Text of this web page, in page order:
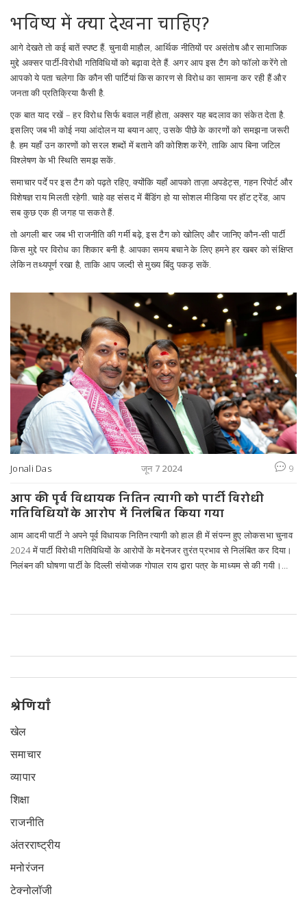
भविष्य में क्या देखना चाहिए?
आगे देखते तो कई बातें स्पष्ट हैं. चुनावी माहौल, आर्थिक नीतियों पर असंतोष और सामाजिक
मुद्दे अक्सर पार्टी‑विरोधी गतिविधियों को बढ़ावा देते हैं. अगर आप इस टैग को फॉलो करेंगे तो
आपको ये पता चलेगा कि कौन सी पार्टियां किस कारण से विरोध का सामना कर रही हैं और
जनता की प्रतिक्रिया कैसी है.
एक बात याद रखें – हर विरोध सिर्फ बवाल नहीं होता, अक्सर यह बदलाव का संकेत देता है.
इसलिए जब भी कोई नया आंदोलन या बयान आए, उसके पीछे के कारणों को समझना जरूरी
है. हम यहाँ उन कारणों को सरल शब्दों में बताने की कोशिश करेंगे, ताकि आप बिना जटिल
विश्लेषण के भी स्थिति समझ सकें.
समाचार पर्दे पर इस टैग को पढ़ते रहिए, क्योंकि यहाँ आपको ताज़ा अपडेट्स, गहन रिपोर्ट और
विशेषज्ञ राय मिलती रहेगी. चाहे वह संसद में बैंडिंग हो या सोशल मीडिया पर हॉट ट्रेंड, आप
सब कुछ एक ही जगह पा सकते हैं.
तो अगली बार जब भी राजनीति की गर्मी बढ़े, इस टैग को खोलिए और जानिए कौन‑सी पार्टी
किस मुद्दे पर विरोध का शिकार बनी है. आपका समय बचाने के लिए हमने हर खबर को संक्षिप्त
लेकिन तथ्यपूर्ण रखा है, ताकि आप जल्दी से मुख्य बिंदु पकड़ सकें.
Jonali Das जून 7 2024 9
आप की पूर्व विधायक नितिन त्यागी को पार्टी विरोधी
गतिविधियों के आरोप में निलंबित किया गया
आम आदमी पार्टी ने अपने पूर्व विधायक नितिन त्यागी को हाल ही में संपन्न हुए लोकसभा चुनाव
2024 में पार्टी विरोधी गतिविधियों के आरोपों के मद्देनजर तुरंत प्रभाव से निलंबित कर दिया।
निलंबन की घोषणा पार्टी के दिल्ली संयोजक गोपाल राय द्वारा पत्र के माध्यम से की गयी।
श्रेणियाँ
खेल
समाचार
व्यापार
शिक्षा
राजनीति
अंतरराष्ट्रीय
मनोरंजन
टेक्नोलॉजी